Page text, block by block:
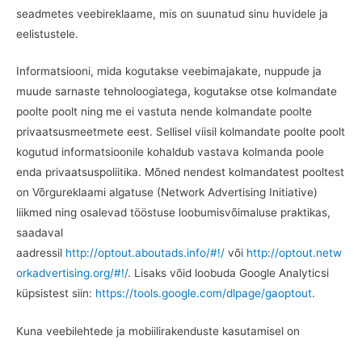
seadmetes veebireklaame, mis on suunatud sinu huvidele ja
eelistustele.
Informatsiooni, mida kogutakse veebimajakate, nuppude ja
muude sarnaste tehnoloogiatega, kogutakse otse kolmandate
poolte poolt ning me ei vastuta nende kolmandate poolte
privaatsusmeetmete eest. Sellisel viisil kolmandate poolte poolt
kogutud informatsioonile kohaldub vastava kolmanda poole
enda privaatsuspoliitika. Mõned nendest kolmandatest pooltest
on Võrgureklaami algatuse (Network Advertising Initiative)
liikmed ning osalevad tööstuse loobumisvõimaluse praktikas,
saadaval
aadressil http://optout.aboutads.info/#!/ või http://optout.netw
orkadvertising.org/#!/. Lisaks võid loobuda Google Analyticsi
küpsistest siin: https://tools.google.com/dlpage/gaoptout.
Kuna veebilehtede ja mobiilirakenduste kasutamisel on